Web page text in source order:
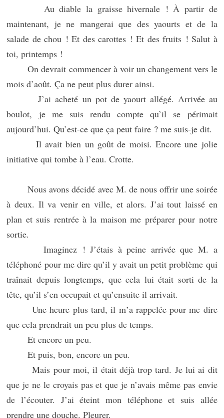
Au diable la graisse hivernale ! À partir de
maintenant, je ne mangerai que des yaourts et de la
salade de chou ! Et des carottes ! Et des fruits ! Salut à
toi, printemps !
On devrait commencer à voir un changement vers le
mois d’août. Ça ne peut plus durer ainsi.
J’ai acheté un pot de yaourt allégé. Arrivée au
boulot, je me suis rendu compte qu’il se périmait
aujourd’hui. Qu’est-ce que ça peut faire ? me suis-je dit.
Il avait bien un goût de moisi. Encore une jolie
initiative qui tombe à l’eau. Crotte.
Nous avons décidé avec M. de nous offrir une soirée
à deux. Il va venir en ville, et alors. J’ai tout laissé en
plan et suis rentrée à la maison me préparer pour notre
sortie.
Imaginez ! J’étais à peine arrivée que M. a
téléphoné pour me dire qu’il y avait un petit problème qui
traînait depuis longtemps, que cela lui était sorti de la
tête, qu’il s’en occupait et qu’ensuite il arrivait.
Une heure plus tard, il m’a rappelée pour me dire
que cela prendrait un peu plus de temps.
Et encore un peu.
Et puis, bon, encore un peu.
Mais pour moi, il était déjà trop tard. Je lui ai dit
que je ne le croyais pas et que je n’avais même pas envie
de l’écouter. J’ai éteint mon téléphone et suis allée
prendre une douche. Pleurer.